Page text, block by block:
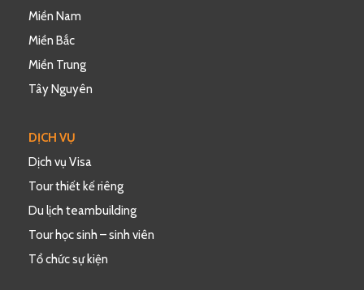
chuẩn ISO 9001.
Miền Nam
Miền Bắc
Miền Trung
Tây Nguyên
DỊCH VỤ
Dịch vụ Visa
Tour thiết kế riêng
Du lịch teambuilding
Tour học sinh – sinh viên
Tổ chức sự kiện